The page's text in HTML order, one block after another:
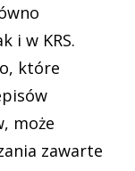
i w KRS.
które
może
zawarte